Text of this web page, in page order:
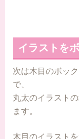
イラストを
次は木目のボッ
で、
丸太のイラスト
ます。
木目のイラスト